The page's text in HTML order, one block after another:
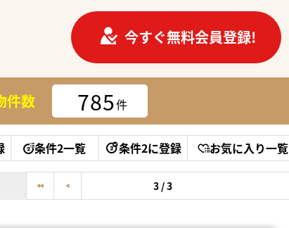
今すぐ無料会員登録!
件数 785件
条件2一覧 条件2に登録 お気に入り一覧
3 / 3